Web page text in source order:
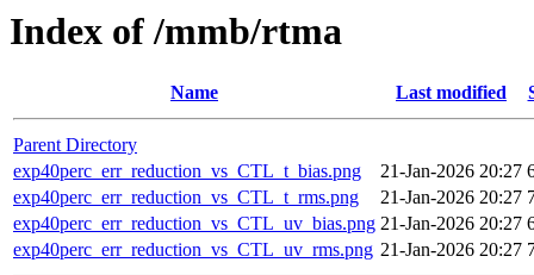
Index of /mmb/rtma
Name Last modified
Parent Directory
exp40perc_err_reduction_vs_CTL_t_bias.png
21-Jan-2026 20:27
exp40perc_err_reduction_vs_CTL_t_rms.png
21-Jan-2026 20:27
exp40perc_err_reduction_vs_CTL_uv_bias.png 21-Jan-2026 20:27
exp40perc_err_reduction_vs_CTL_uv_rms.png 21-Jan-2026 20:27